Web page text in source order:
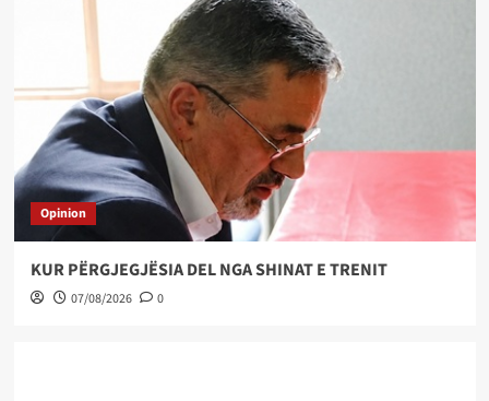
Opinion
KUR PËRGJEGJËSIA DEL NGA SHINAT E TRENIT
07/08/2026 0